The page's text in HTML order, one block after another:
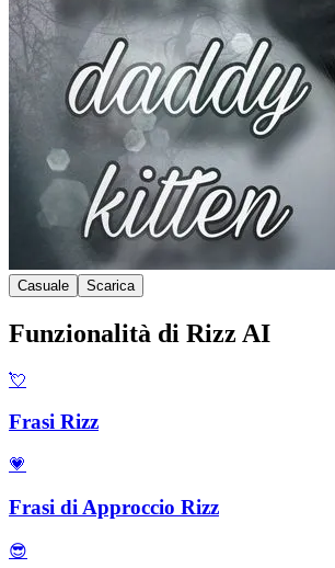
Casuale Scarica
Funzionalità di Rizz AI
💘
Frasi Rizz
💗
Frasi di Approccio Rizz
😎